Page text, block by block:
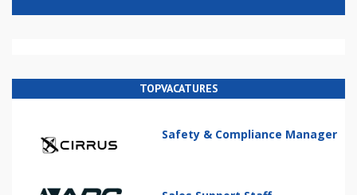
TOPVACATURES
Safety & Compliance Manager